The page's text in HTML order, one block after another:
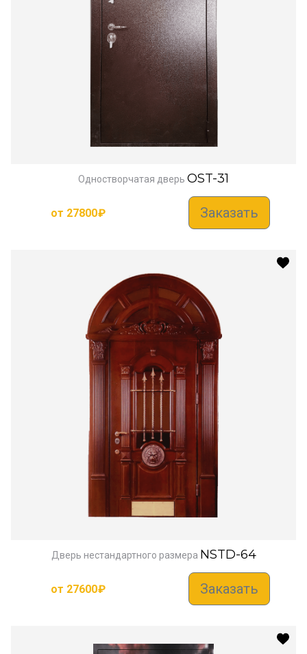
Одностворчатая дверь OST-31
от 27800₽ Заказать
Дверь нестандартного размера NSTD-64
от 27600₽ Заказать